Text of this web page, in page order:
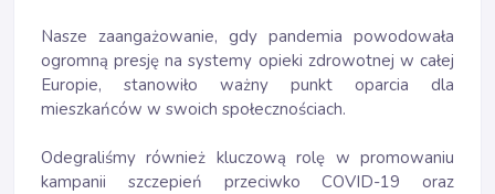
Nasze zaangażowanie, gdy pandemia powodowała
ogromną presję na systemy opieki zdrowotnej w całej
Europie, stanowiło ważny punkt oparcia dla
mieszkańców w swoich społecznościach.
Odegraliśmy również kluczową rolę w promowaniu
kampanii szczepień przeciwko COVID-19 oraz